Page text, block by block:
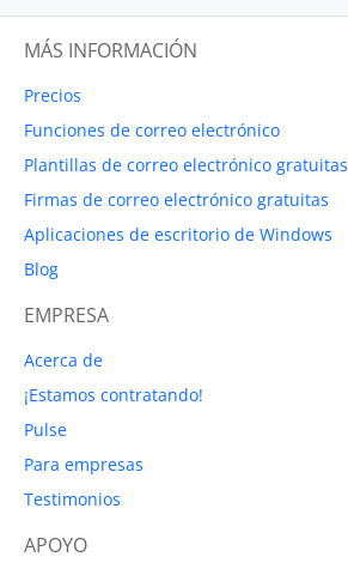
MÁS INFORMACIÓN
Precios
Funciones de correo electrónico
Plantillas de correo electrónico gratuitas
Firmas de correo electrónico gratuitas
Aplicaciones de escritorio de Windows
Blog
EMPRESA
Acerca de
¡Estamos contratando!
Pulse
Para empresas
Testimonios
APOYO